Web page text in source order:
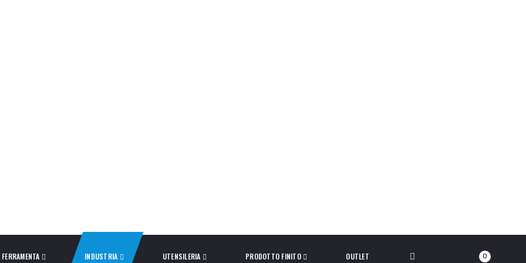
FERRAMENTA INDUSTRIA UTENSILERIA PRODOTTO FINITO OUTLET 0